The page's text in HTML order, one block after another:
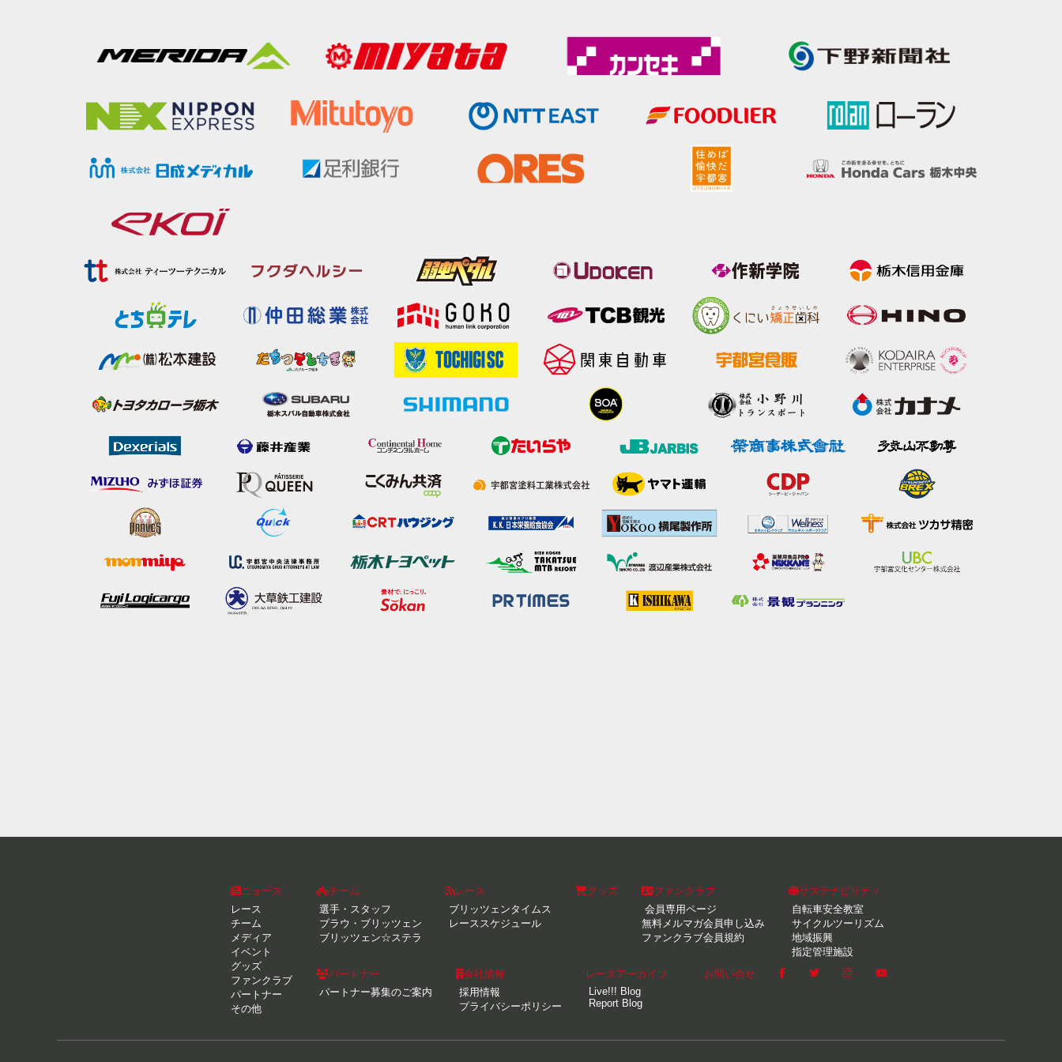
ニュース
レース
チーム
メディア
イベント
グッズ
ファンクラブ
パートナー
その他
チーム
選手・スタッフ
ブラウ・ブリッツェン
ブリッツェン☆ステラ
レース
ブリッツェンタイムス
レーススケジュール
グッズ
ファンクラブ
会員専用ページ
無料メルマガ会員申し込み
ファンクラブ会員規約
サステナビリティ
自転車安全教室
サイクルツーリズム
地域振興
指定管理施設
パートナー
パートナー募集のご案内
会社情報
採用情報
プライバシーポリシー
レースアーカイブ
Live!!! Blog
Report Blog
お問い合せ